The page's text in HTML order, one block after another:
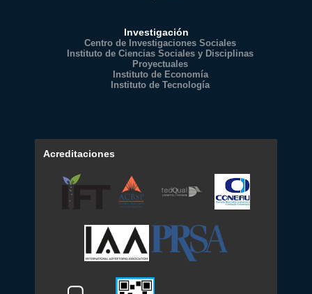
Investigación
Centro de Investigaciones Sociales
Instituto de Ciencias Sociales y Disciplinas
Proyectuales
Instituto de Economía
Instituto de Tecnología
Acreditaciones